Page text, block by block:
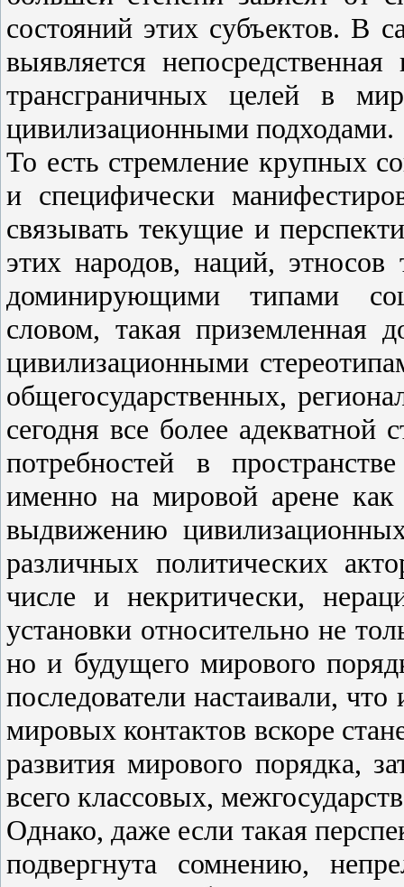
состояний этих субъектов. В
выявляется
трансграничных целей в
цивилизационными подходами.
То есть стремление крупных
и специфически
связывать текущие и
этих народов, наций,
доминирующими типами
словом, такая приземленная
цивилизационными
общегосударственных,
сегодня все более адекватной
потребностей в
именно на мировой арене как
выдвижению
различных политических
числе и некритически,
установки относительно не
но и будущего мирового
последователи настаивали,
мировых контактов вскоре
развития мирового порядка,
всего классовых,
Однако, даже если такая
подвергнута сомнению,